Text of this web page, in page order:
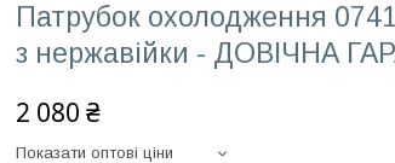
Патрубок охолодження
з нержавійки - ДОВІЧНА
2 080 ₴
Показати оптові ціни